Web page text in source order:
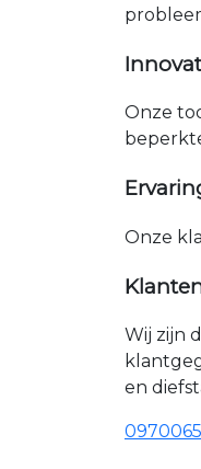
Onze
Onze
Wij zijn
en